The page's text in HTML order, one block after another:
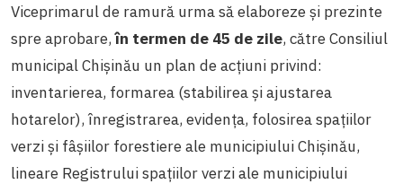
Viceprimarul de ramură urma să elaboreze și prezinte
spre aprobare,în termen de 45 de zile, către Consiliul
municipal Chișinău un plan de acțiuni privind:
inventarierea, formarea (stabilirea și ajustarea
hotarelor), înregistrarea, evidența, folosirea spațiilor
verzi și fâșiilor forestiere ale municipiului Chișinău,
lineare Registrului spațiilor verzi ale municipiului